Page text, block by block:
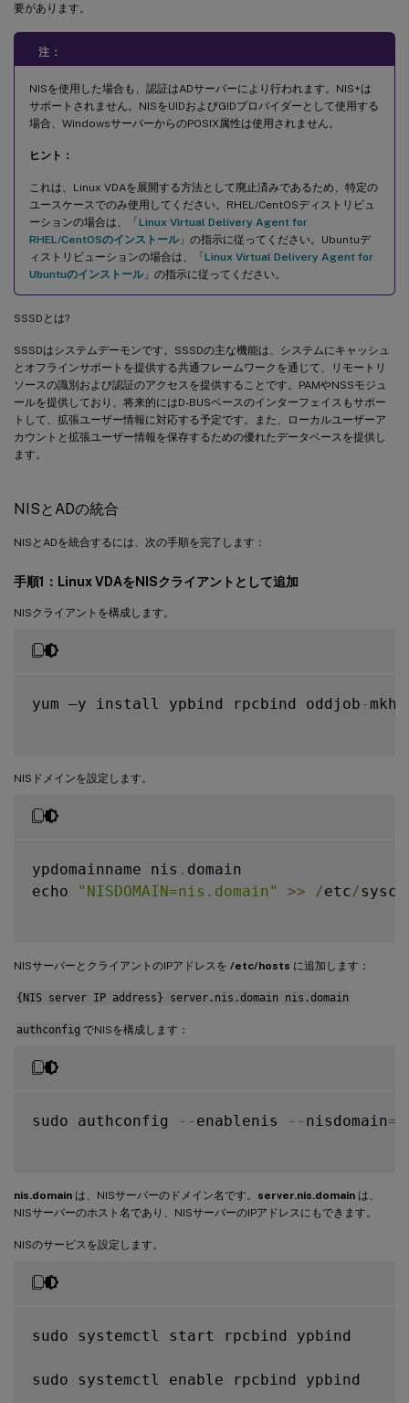
要があります。
注：
NISを使用した場合も、認証はADサーバーにより行われます。NIS+は
サポートされません。NISをUIDおよびGIDプロバイダーとして使用する
場合、WindowsサーバーからのPOSIX属性は使用されません。
ヒント：
これは、Linux VDAを展開する方法として廃止済みであるため、特定の
ユースケースでのみ使用してください。RHEL/CentOSディストリビュ
ーションの場合は、「Linux Virtual Delivery Agent for
RHEL/CentOSのインストール」の指示に従ってください。Ubuntuデ
ィストリビューションの場合は、「Linux Virtual Delivery Agent for
Ubuntuのインストール」の指示に従ってください。
SSSDとは?
SSSDはシステムデーモンです。SSSDの主な機能は、システムにキャッシュ
とオフラインサポートを提供する共通フレームワークを通じて、リモートリ
ソースの識別および認証のアクセスを提供することです。PAMやNSSモジュ
ールを提供しており、将来的にはD-BUSベースのインターフェイスもサポー
トして、拡張ユーザー情報に対応する予定です。また、ローカルユーザーア
カウントと拡張ユーザー情報を保存するための優れたデータベースを提供し
ます。
NISとADの統合
NISとADを統合するには、次の手順を完了します：
手順1：Linux VDAをNISクライアントとして追加
NISクライアントを構成します。
yum –y install ypbind rpcbind oddjob -
NISドメインを設定します。
ypdomainname nis . domain
echo
"NISDOMAIN=nis.domain" >> /etc/
NISサーバーとクライアントのIPアドレスを /etc/hosts に追加します：
{NIS server IP address} server.nis.domain nis.domain
authconfig でNISを構成します：
sudo authconfig -- enablenis -- nisdomain=
nis.domain は、NISサーバーのドメイン名です。 server.nis.domain は、
NISサーバーのホスト名であり、NISサーバーのIPアドレスにもできます。
NISのサービスを設定します。
sudo systemctl start rpcbind ypbind
sudo systemctl enable rpcbind ypbind